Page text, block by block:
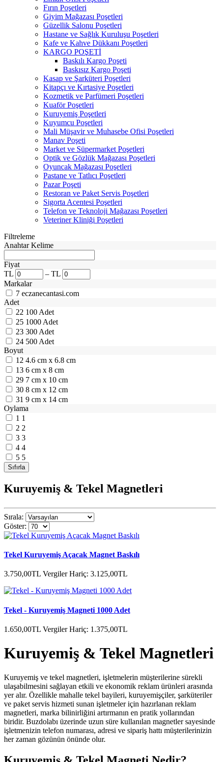
Fırın Poşetleri
Giyim Mağazası Poşetleri
Güzellik Salonu Poşetleri
Hastane ve Sağlık Kuruluşu Poşetleri
Kafe ve Kahve Dükkanı Poşetleri
KARGO POŞETİ
Baskılı Kargo Poşeti
Baskısız Kargo Poşeti
Kasap ve Şarküteri Poşetleri
Kitapçı ve Kırtasiye Poşetleri
Kozmetik ve Parfümeri Poşetleri
Kuaför Poşetleri
Kuruyemiş Poşetleri
Kuyumcu Poşetleri
Mali Müşavir ve Muhasebe Ofisi Poşetleri
Manav Poşeti
Market ve Süpermarket Poşetleri
Optik ve Gözlük Mağazası Poşetleri
Oyuncak Mağazası Poşetleri
Pastane ve Tatlıcı Poşetleri
Pazar Poşeti
Restoran ve Paket Servis Poşetleri
Sigorta Acentesi Poşetleri
Telefon ve Teknoloji Mağazası Poşetleri
Veteriner Kliniği Poşetleri
Filtreleme
Anahtar Kelime
Fiyat
TL
– TL
Markalar
7 eczanecantasi.com
Adet
22 100 Adet
25 1000 Adet
23 300 Adet
24 500 Adet
Boyut
12 4.6 cm x 6.8 cm
13 6 cm x 8 cm
29 7 cm x 10 cm
30 8 cm x 12 cm
31 9 cm x 14 cm
Oylama
1 1
2 2
3 3
4 4
5 5
Kuruyemiş & Tekel Magnetleri
Sırala:
Göster:
Tekel Kuruyemiş Açacak Magnet Baskılı
3.750,00TL Vergiler Hariç: 3.125,00TL
Tekel - Kuruyemiş Magneti 1000 Adet
1.650,00TL Vergiler Hariç: 1.375,00TL
Kuruyemiş & Tekel Magnetleri
Kuruyemiş ve tekel magnetleri, işletmelerin müşterilerine sürekli
ulaşabilmesini sağlayan etkili ve ekonomik reklam ürünleri arasında
yer alır. Özellikle mahalle tekel bayileri, kuruyemişçiler, şarküteriler
ve paket servis hizmeti sunan işletmeler için hazırlanan reklam
magnetleri, marka bilinirliğini artırmanın en pratik yollarından
biridir. Buzdolabı üzerinde uzun süre kullanılan magnetler sayesinde
işletmenizin telefon numarası, adresi ve sipariş hattı müşterilerinizin
her zaman gözünün önünde olur.